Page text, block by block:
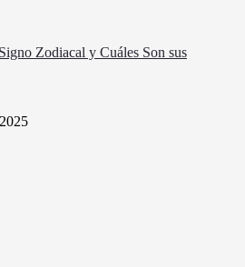
Zodiacal y Cuáles Son sus